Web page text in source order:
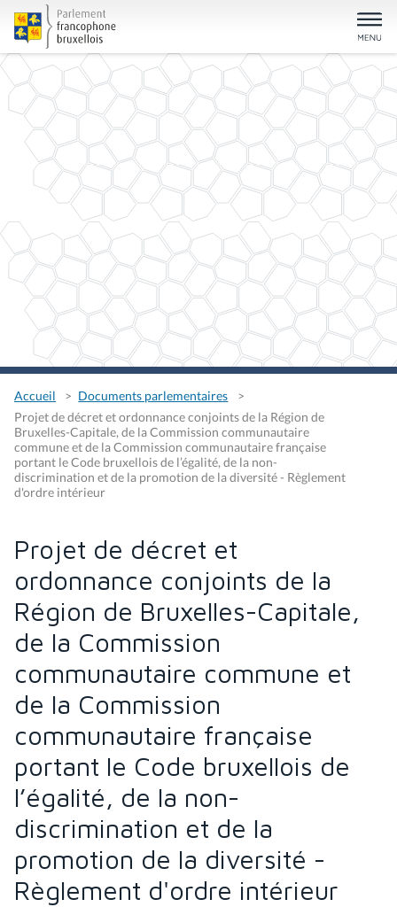
Accueil
Documents parlementaires
Projet de décret et ordonnance conjoints de la Région de
Bruxelles-Capitale, de la Commission communautaire
commune et de la Commission communautaire française
portant le Code bruxellois de l’égalité, de la non-
discrimination et de la promotion de la diversité - Règlement
d'ordre intérieur
Projet de décret et
ordonnance conjoints de la
Région de Bruxelles-Capitale,
de la Commission
communautaire commune et
de la Commission
communautaire française
portant le Code bruxellois de
l’égalité, de la non-
discrimination et de la
promotion de la diversité -
Règlement d'ordre intérieur